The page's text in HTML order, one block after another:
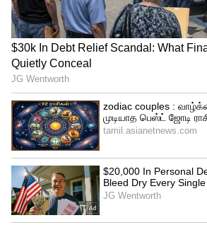
Image Credit :
பான் இந்தியா ரிலீஸ்
இன்னொரு ஸ்பெஷல்
'காந்தாரா' படத்தோட இரண்டு
பாகங்களுக்கும் மியூசிக்
அஜனீஷ் லோக்நாத், இந்தப்
முதல் முறையா மலையாள